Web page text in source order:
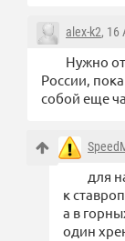
alex-k2, 16
Нужно
России,
собой еще
для
к
а в
один